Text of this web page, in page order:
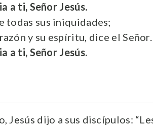
a ti, Señor Jesús.
todas sus iniquidades;
y su espíritu, dice el Señor.
a ti, Señor Jesús.
Jesús dijo a sus discípulos: